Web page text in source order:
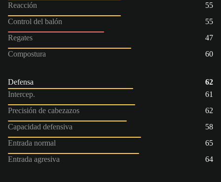
Reacción
55
Control del balón
55
Regates
47
Compostura
60
Defensa
62
Intercep.
61
Precisión de cabezazos
62
Capacidad defensiva
58
Entrada normal
65
Entrada agresiva
64